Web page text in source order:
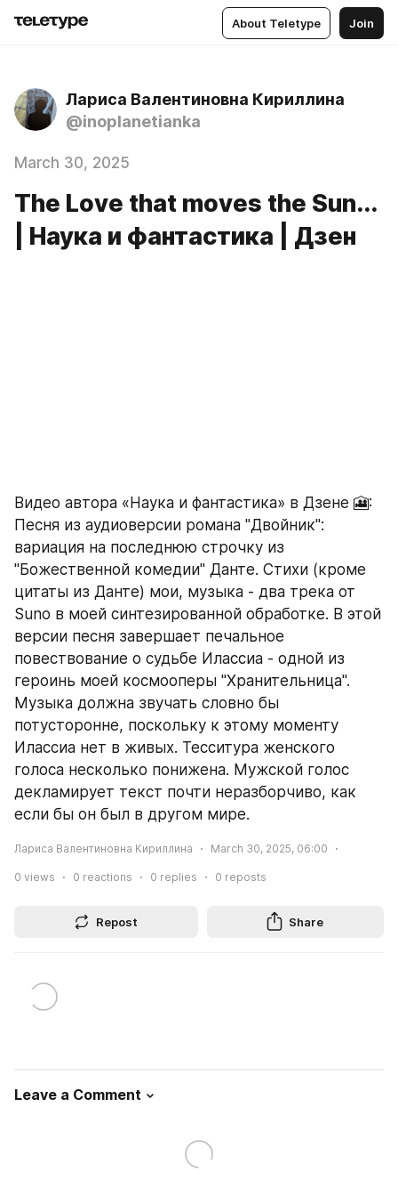
About Teletype Join
Лариса Валентиновна Кириллина
@inoplanetianka
March 30, 2025
The Love that moves the Sun...
| Наука и фантастика | Дзен
Видео автора «Наука и фантастика» в Дзене 🎦:
Песня из аудиоверсии романа "Двойник":
вариация на последнюю строчку из
"Божественной комедии" Данте. Стихи (кроме
цитаты из Данте) мои, музыка - два трека от
Suno в моей синтезированной обработке. В этой
версии песня завершает печальное
повествование о судьбе Илассиа - одной из
героинь моей космооперы "Хранительница".
Музыка должна звучать словно бы
потусторонне, поскольку к этому моменту
Илассиа нет в живых. Тесситура женского
голоса несколько понижена. Мужской голос
декламирует текст почти неразборчиво, как
если бы он был в другом мире.
Лариса Валентиновна Кириллина March 30, 2025, 06:00
0 views 0 reactions 0 replies 0 reposts
Repost Share
Leave a Comment